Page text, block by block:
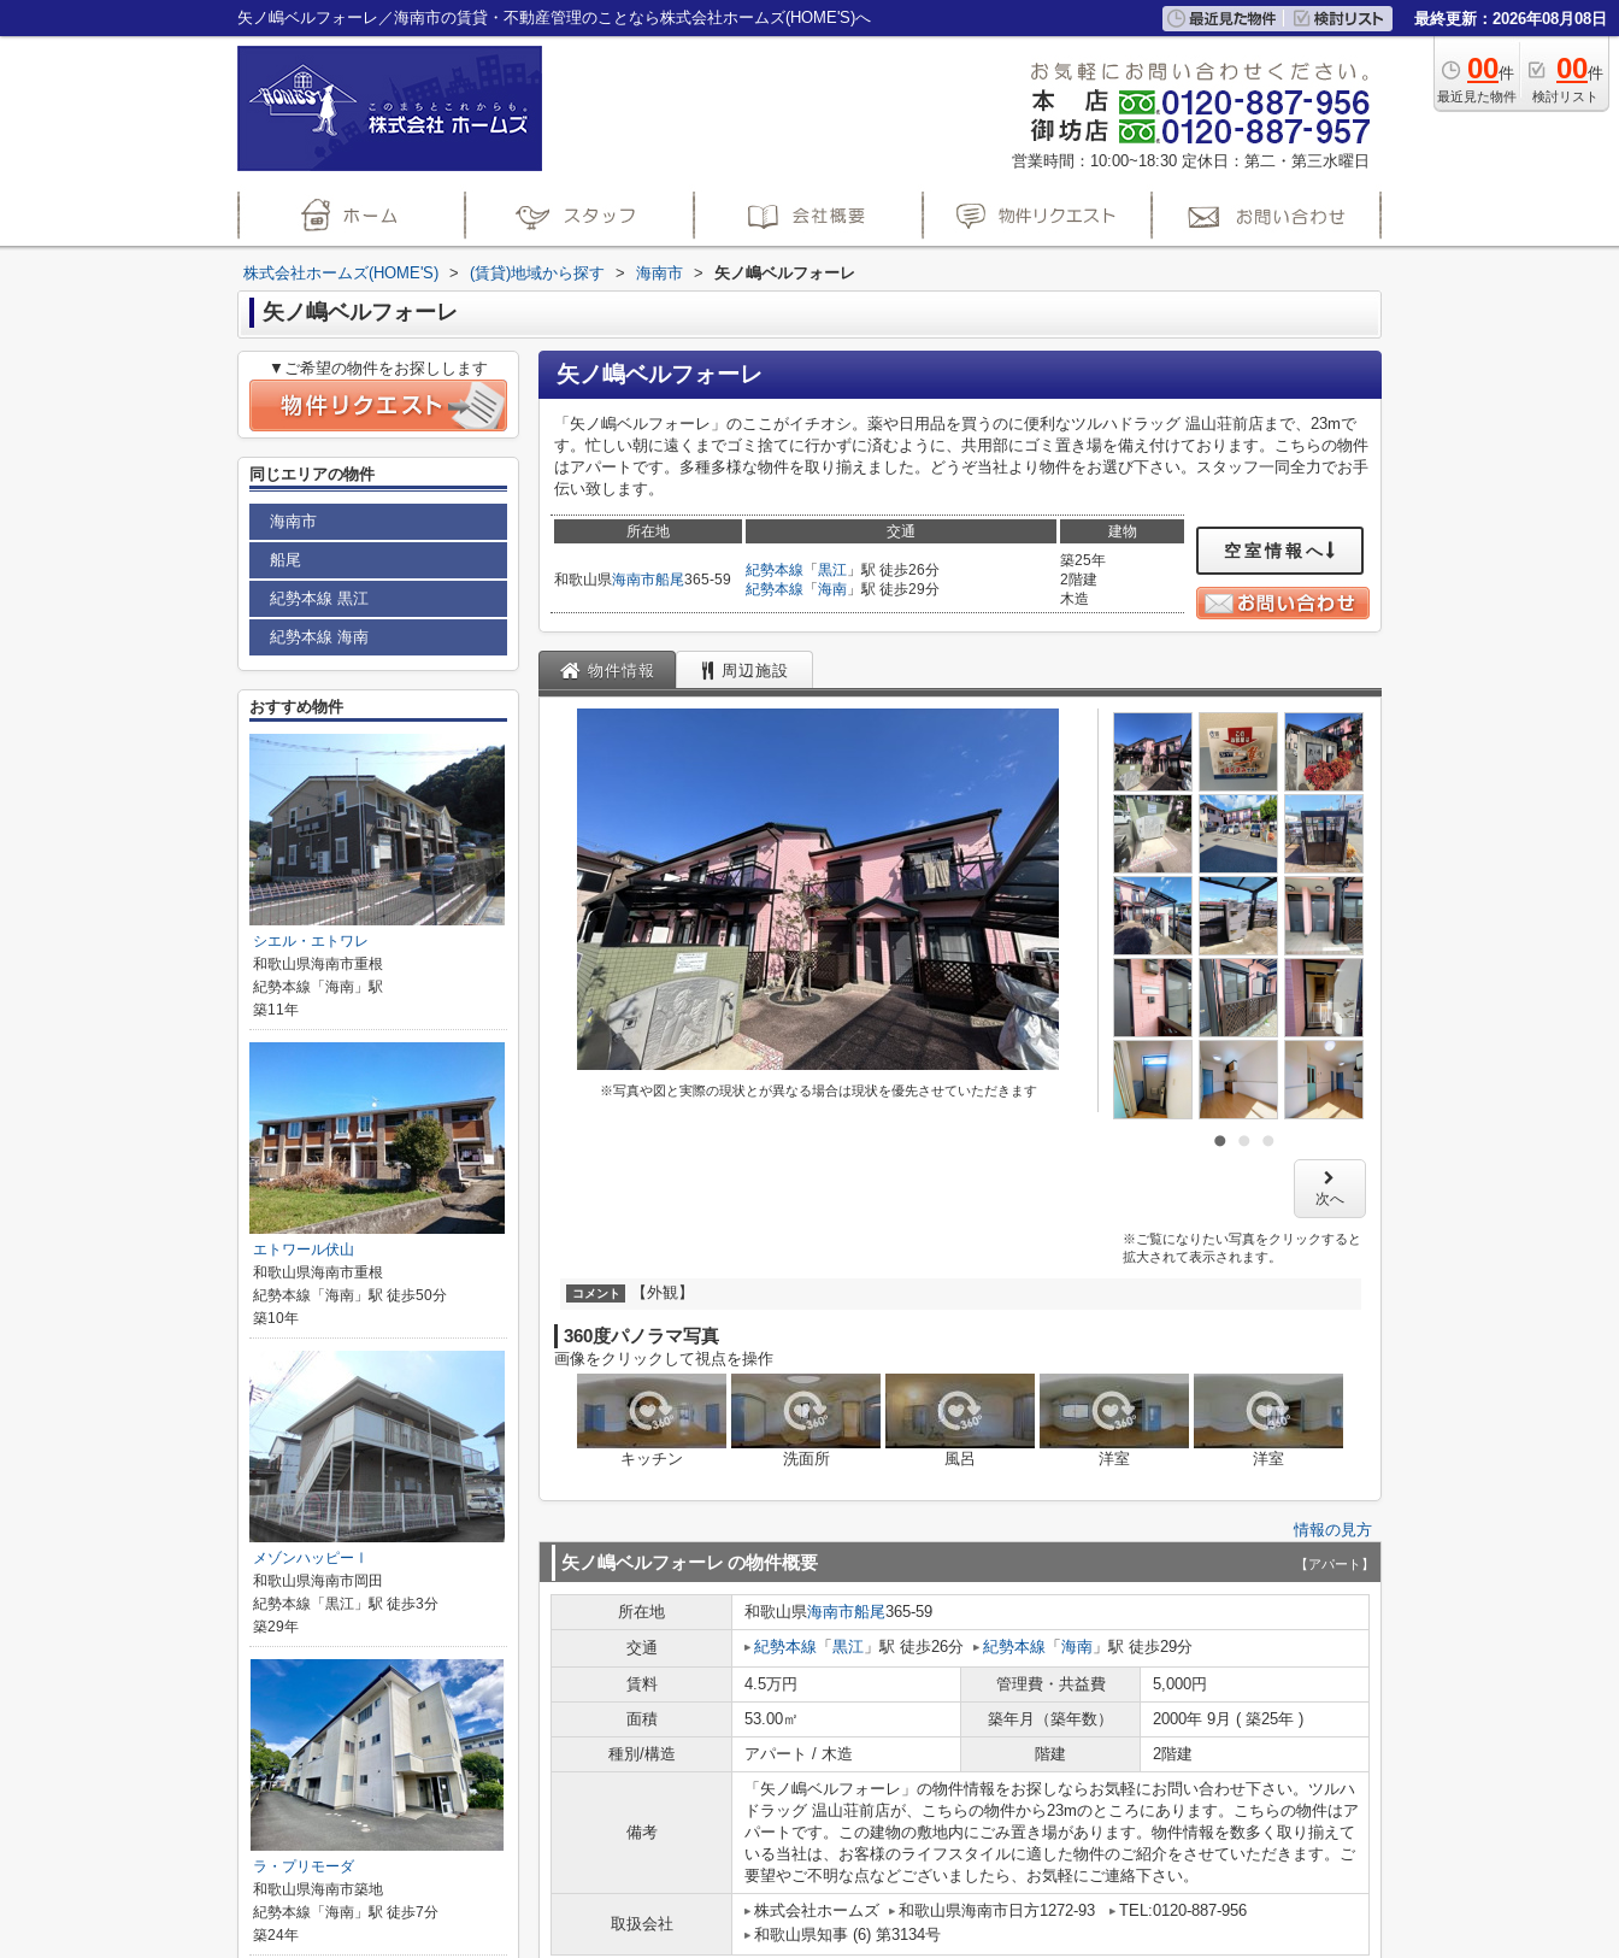
矢ノ嶋ベルフォーレ／海南市の賃貸・不動産管理のことなら株式会社ホームズ(HOME'S)へ 最終更新：2026年08月08日
00件
最近見た物件
00件
検討リスト
営業時間：10:00~18:30 定休日：第二・第三水曜日
株式会社ホームズ(HOME'S) > (賃貸)地域から探す > 海南市 > 矢ノ嶋ベルフォーレ
矢ノ嶋ベルフォーレ
矢ノ嶋ベルフォーレ
「矢ノ嶋ベルフォーレ」のここがイチオシ。薬や日用品を買うのに便利なツルハドラッグ 温山荘前店まで、23mで
す。忙しい朝に遠くまでゴミ捨てに行かずに済むように、共用部にゴミ置き場を備え付けております。こちらの物件
はアパートです。多種多様な物件を取り揃えました。どうぞ当社より物件をお選び下さい。スタッフ一同全力でお手
伝い致します。
所在地 交通 建物
和歌山県海南市船尾365-59
紀勢本線 「 黒江 」駅 徒歩26分
紀勢本線 「 海南 」駅 徒歩29分
築25年
2階建
木造
空室情報へ
物件情報 周辺施設
※写真や図と実際の現状とが異なる場合は現状を優先させていただきます
次へ
※ご覧になりたい写真をクリックすると
拡大されて表示されます。
コメント 【外観】
360度パノラマ写真
画像をクリックして視点を操作
キッチン 洗面所 風呂 洋室 洋室
情報の見方
矢ノ嶋ベルフォーレ の物件概要 【アパート】
所在地 和歌山県海南市船尾365-59
交通
紀勢本線 「 黒江 」駅 徒歩26分 紀勢本線 「 海南 」駅 徒歩29分
賃料 4.5万円 管理費・共益費
5,000円
面積
53.00㎡ 築年月（築年数）
2000年 9月 ( 築25年 )
種別/構造
アパート / 木造 階建 2階建
備考
「矢ノ嶋ベルフォーレ」の物件情報をお探しならお気軽にお問い合わせ下さい。ツルハ
ドラッグ 温山荘前店が、こちらの物件から23mのところにあります。こちらの物件はア
パートです。この建物の敷地内にごみ置き場があります。物件情報を数多く取り揃えて
いる当社は、お客様のライフスタイルに適した物件のご紹介をさせていただきます。ご
要望やご不明な点などございましたら、お気軽にご連絡下さい。
取扱会社
株式会社ホームズ 和歌山県海南市日方1272-93
TEL:0120-887-956
和歌山県知事 (6) 第3134号
▼ご希望の物件をお探しします
同じエリアの物件
海南市
船尾
紀勢本線 黒江
紀勢本線 海南
おすすめ物件
シエル・エトワレ
和歌山県海南市重根
紀勢本線「海南」駅
築11年
エトワール伏山
和歌山県海南市重根
紀勢本線「海南」駅 徒歩50分
築10年
メゾンハッピーⅠ
和歌山県海南市岡田
紀勢本線「黒江」駅 徒歩3分
築29年
ラ・プリモーダ
和歌山県海南市築地
紀勢本線「海南」駅 徒歩7分
築24年